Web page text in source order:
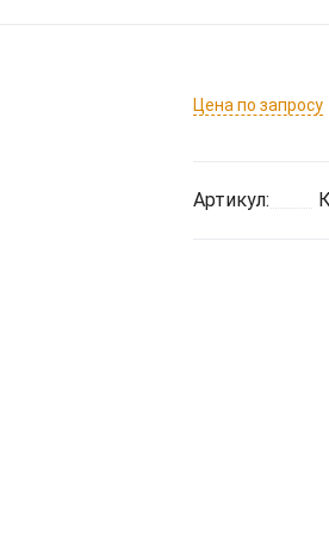
Цена по запросу
Артикул: